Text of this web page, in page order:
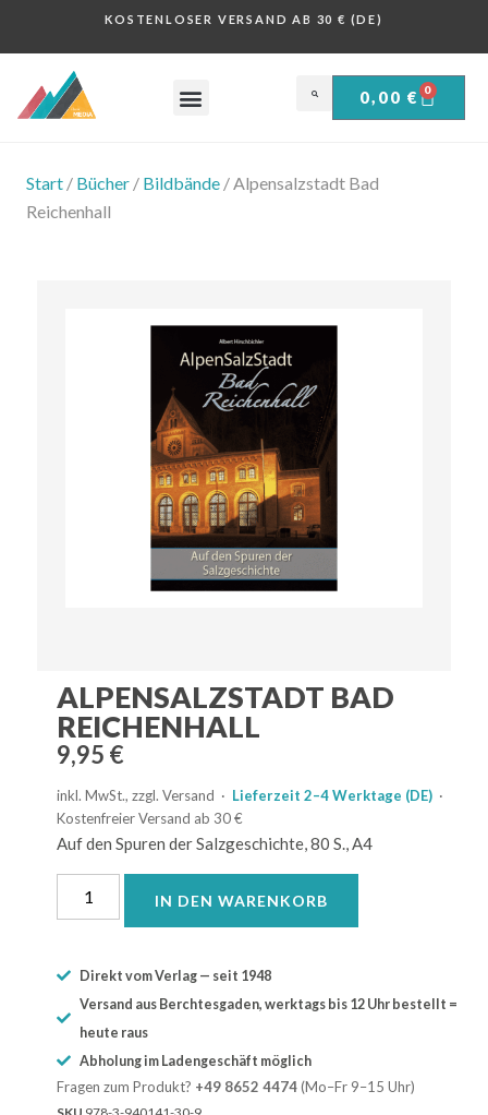
KOSTENLOSER VERSAND AB 30 € (DE)
0,00 € 0
Start / Bücher / Bildbände / Alpensalzstadt Bad
Reichenhall
ALPENSALZSTADT BAD
REICHENHALL
9,95 €
inkl. MwSt., zzgl. Versand · Lieferzeit 2–4 Werktage (DE) ·
Kostenfreier Versand ab 30 €
Auf den Spuren der Salzgeschichte, 80 S., A4
IN DEN WARENKORB
Direkt vom Verlag — seit 1948
Versand aus Berchtesgaden, werktags bis 12 Uhr bestellt =
heute raus
Abholung im Ladengeschäft möglich
Fragen zum Produkt? +49 8652 4474(Mo–Fr 9–15 Uhr)